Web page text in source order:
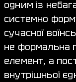
одним із
системно
сучасної
не формальна
елемент, а
внутрішньої